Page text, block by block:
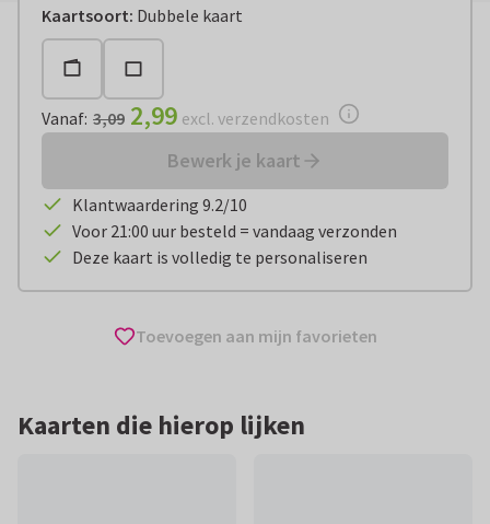
Kaartsoort: Dubbele kaart
Vanaf:€ 2,99 excl. verzendkosten
Vanaf: 3,09 2,99 excl. verzendkosten
Bewerk je kaart
Klantwaardering 9.2/10
Voor 21:00 uur besteld = vandaag verzonden
Deze kaart is volledig te personaliseren
Toevoegen aan mijn favorieten
Kaarten die hierop lijken